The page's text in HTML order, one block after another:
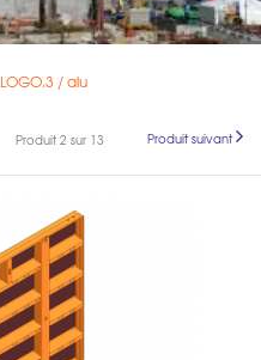
LOGO.3 / alu
Produit 2 sur 13 Produit suivant